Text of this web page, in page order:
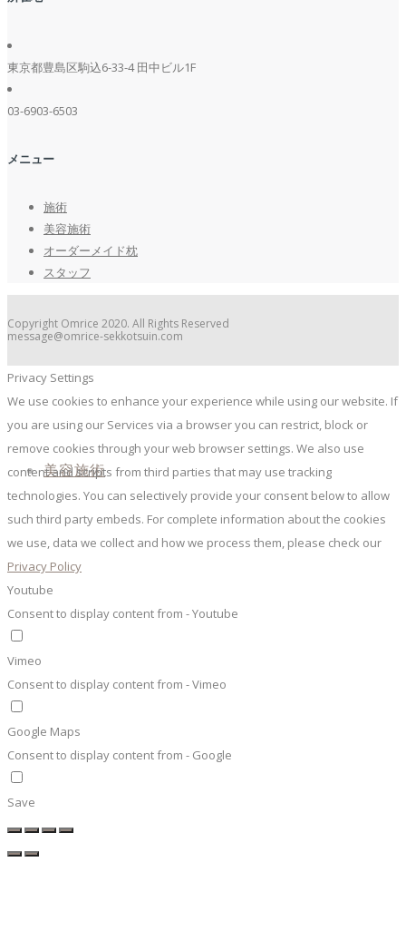
美容施術
東京都豊島区駒込6-33-4 田中ビル1F
03-6903-6503
メニュー
施術
美容施術
オーダーメイド枕
スタッフ
Copyright Omrice 2020. All Rights Reserved
message@omrice-sekkotsuin.com
Privacy Settings
We use cookies to enhance your experience while using our website. If
you are using our Services via a browser you can restrict, block or
remove cookies through your web browser settings. We also use
content and scripts from third parties that may use tracking
technologies. You can selectively provide your consent below to allow
such third party embeds. For complete information about the cookies
we use, data we collect and how we process them, please check our
Privacy Policy
Youtube
Consent to display content from - Youtube
Vimeo
Consent to display content from - Vimeo
Google Maps
Consent to display content from - Google
Save